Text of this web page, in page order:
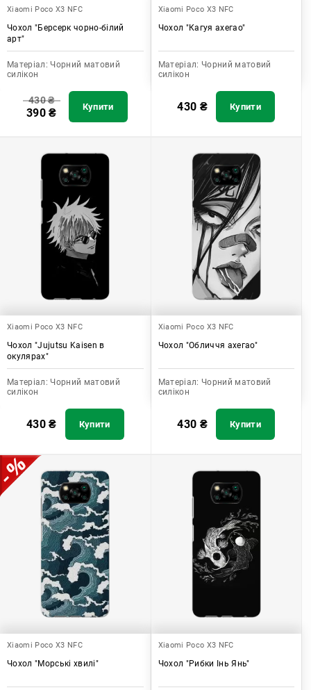
Xiaomi Poco X3 NFC
Чохол "Берсерк чорно-білий
арт"
Матеріал: Чорний матовий
силікон
430₴
390₴ Купити
Xiaomi Poco X3 NFC
Чохол "Кагуя ахегао"
Матеріал: Чорний матовий
силікон
430 ₴ Купити
Xiaomi Poco X3 NFC
Чохол "Jujutsu Kaisen в
окулярах"
Матеріал: Чорний матовий
силікон
430₴ Купити
Xiaomi Poco X3 NFC
Чохол "Обличчя ахегао"
Матеріал: Чорний матовий
силікон
430 ₴ Купити
Xiaomi Poco X3 NFC
Чохол "Морські хвилі"
Xiaomi Poco X3 NFC
Чохол "Рибки Інь Янь"